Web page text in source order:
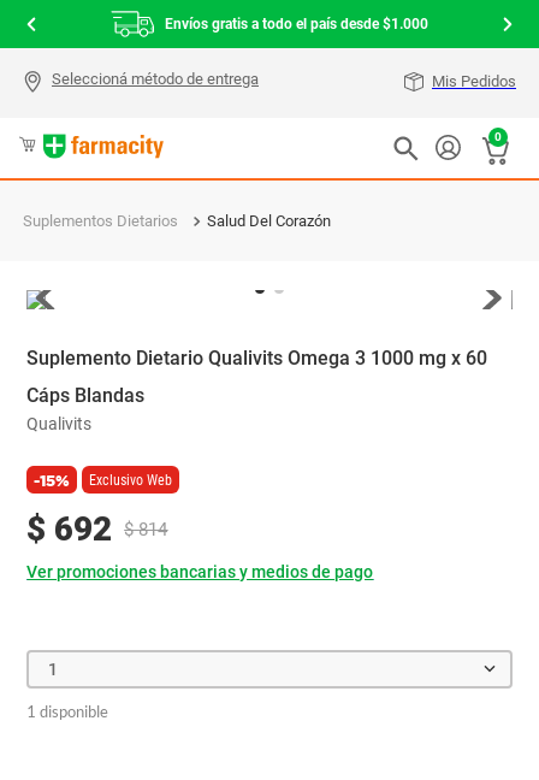
Envíos gratis a todo el país desde $1.000
Mis Pedidos
0
Suplementos Dietarios Salud Del Corazón
Suplemento Dietario Qualivits Omega 3 1000 mg x 60
Cáps Blandas
Qualivits
-15% Exclusivo Web
$ 692 $ 814
Ver promociones bancarias y medios de pago
1
1 disponible